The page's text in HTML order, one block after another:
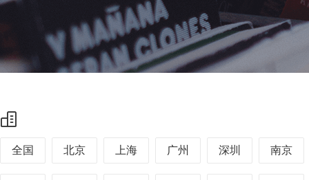
全国 北京 上海 广州 深圳 南京